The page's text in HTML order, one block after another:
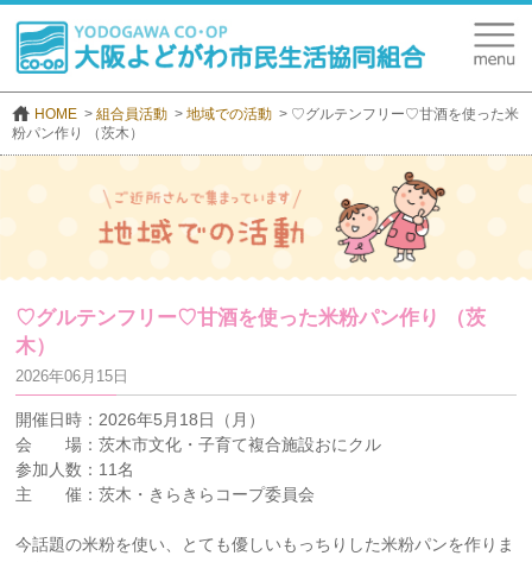
HOME 組合員活動 地域での活動
♡グルテンフリー♡甘酒を使った米
粉パン作り （茨木）
♡グルテンフリー♡甘酒を使った米粉パン作り （茨
木）
2026年06月15日
開催日時：2026年5月18日（月）
会 場：茨木市文化・子育て複合施設おにクル
参加人数：11名
主 催：茨木・きらきらコープ委員会
今話題の米粉を使い、とても優しいもっちりした米粉パンを作りま